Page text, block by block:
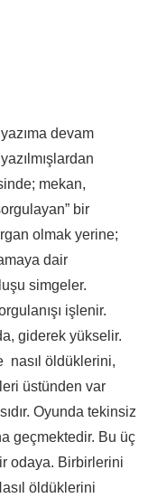
devam
mekan,
bir
olmak yerine;
dair
simgeler.
işlenir.
giderek yükselir.
nasıl öldüklerini,
üstünden var
Oyunda tekinsiz
geçmektedir. Bu üç
odaya. Birbirlerini
öldüklerini